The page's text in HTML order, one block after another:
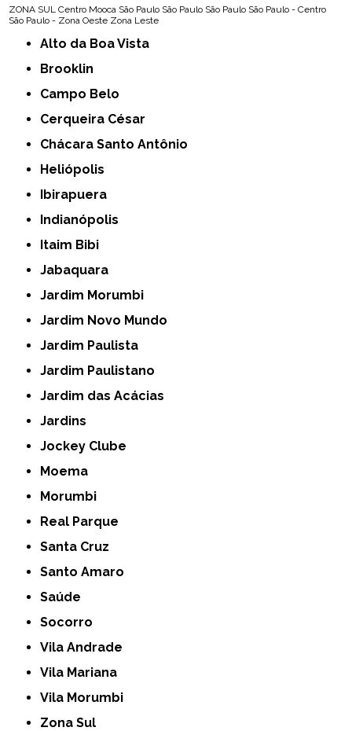
ZONA SUL Centro Mooca São Paulo São Paulo São Paulo São Paulo - Centro
São Paulo - Zona Oeste Zona Leste
Alto da Boa Vista
Brooklin
Campo Belo
Cerqueira César
Chácara Santo Antônio
Heliópolis
Ibirapuera
Indianópolis
Itaim Bibi
Jabaquara
Jardim Morumbi
Jardim Novo Mundo
Jardim Paulista
Jardim Paulistano
Jardim das Acácias
Jardins
Jockey Clube
Moema
Morumbi
Real Parque
Santa Cruz
Santo Amaro
Saúde
Socorro
Vila Andrade
Vila Mariana
Vila Morumbi
Zona Sul